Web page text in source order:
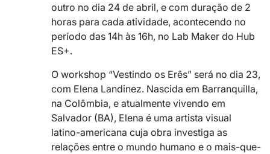
outro no dia 24 de abril, e com duração de 2
horas para cada atividade, acontecendo no
período das 14h às 16h, no Lab Maker do Hub
ES+.
O workshop “Vestindo os Erês” será no dia 23,
com Elena Landinez. Nascida em Barranquilla,
na Colômbia, e atualmente vivendo em
Salvador (BA), Elena é uma artista visual
latino-americana cuja obra investiga as
relações entre o mundo humano e o mais-que-